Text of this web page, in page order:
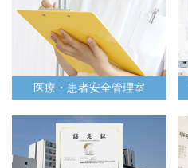
医療・患者安全管理室